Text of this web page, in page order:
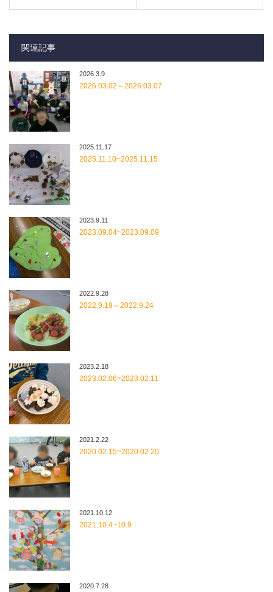
関連記事
2026.3.9
2026.03.02～2026.03.07
2025.11.17
2025.11.10~2025.11.15
2023.9.11
2023.09.04~2023.09.09
2022.9.28
2022.9.19～2022.9.24
2023.2.18
2023.02.06~2023.02.11
2021.2.22
2020.02.15~2020.02.20
2021.10.12
2021.10.4~10.9
2020.7.28